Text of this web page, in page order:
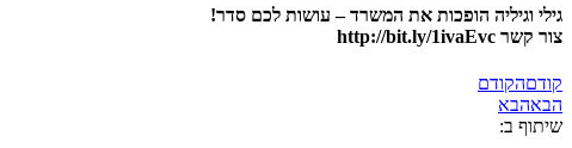
גילי וגיליה הופכות את המשרד – עושות לכם סדר!
צור קשר http://bit.ly/1ivaEvc
קודםהקודם
הבאהבא
שיתוף ב: